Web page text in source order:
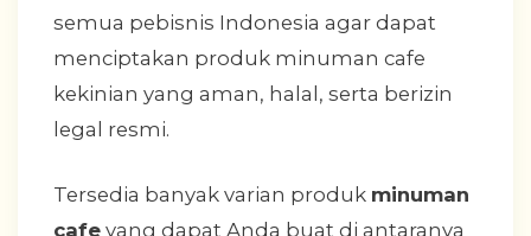
semua pebisnis Indonesia agar dapat
menciptakan produk minuman cafe
kekinian yang aman, halal, serta berizin
legal resmi.
Tersedia banyak varian produk minuman
cafe yang dapat Anda buat di antaranya